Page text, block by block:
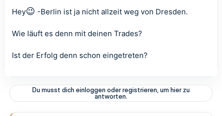
Hey😉 -Berlin ist ja nicht allzeit weg von Dresden.
Wie läuft es denn mit deinen Trades?
Ist der Erfolg denn schon eingetreten?
Du musst dich einloggen oder registrieren, um hier zu
antworten.